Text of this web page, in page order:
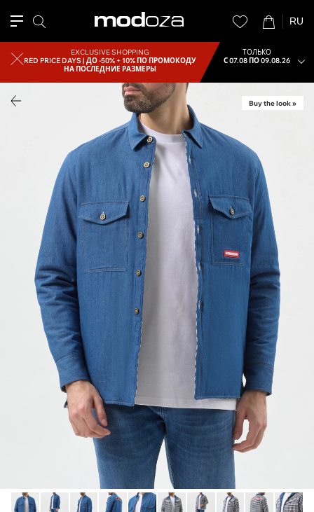
RU
EXCLUSIVE SHOPPING
RED PRICE DAYS |ДО -50% + 10% ПО ПРОМОКОДУ
НА ПОСЛЕДНИЕ РАЗМЕРЫ
ТОЛЬКО
С 07.08 ПО 09.08.26
Buy the look »